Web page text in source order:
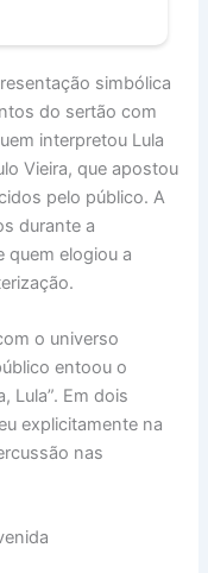
simbólica
do sertão com
interpretou Lula
Vieira, que apostou
pelo público. A
durante a
quem elogiou a
o universo
entoou o
Lula”. Em dois
explicitamente na
nas